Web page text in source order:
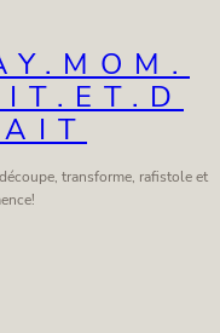
transforme, rafistole et